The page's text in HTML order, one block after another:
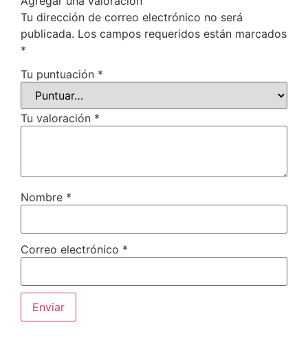
Tu dirección de correo electrónico no será
publicada. Los campos requeridos están marcados
*
Tu puntuación *
Tu valoración *
Nombre *
Correo electrónico *